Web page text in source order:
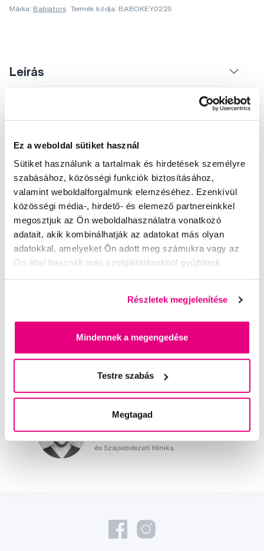
Ez a weboldal sütiket használ
Sütiket használunk a tartalmak és hirdetések személyre
szabásához, közösségi funkciók biztosításához,
valamint weboldalforgalmunk elemzéséhez. Ezenkívül
közösségi média-, hirdető- és elemező partnereinkkel
megosztjuk az Ön weboldalhasználatra vonatkozó
adatait, akik kombinálhatják az adatokat más olyan
adatokkal, amelyeket Ön adott meg számukra vagy az
Ön által használt más szolgáltatásokból gyűjtöttek.
Részletek megjelenítése
Mindennek a megengedése
Testre szabás
Megtagad
Márka: Babiators Termék kódja: BABOKEY022S
Leírás
Értékelje
Segítünk
a Profimed dentálhigiénikusa, egyetemi
oktató
és Szájsebészeti Klinika